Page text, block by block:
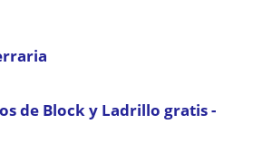
de Block y Ladrillo gratis -